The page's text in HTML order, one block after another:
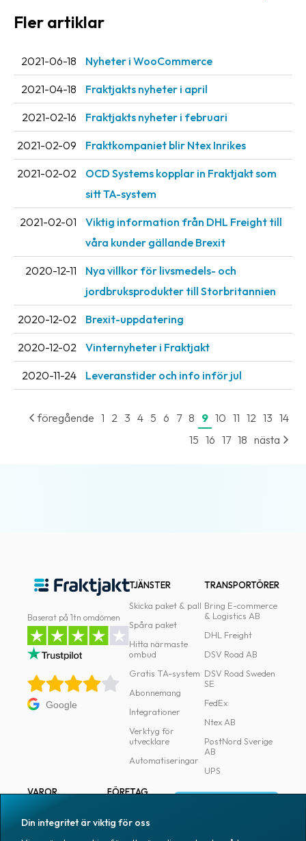
Fler artiklar
2021-06-18 Nyheter i WooCommerce
2021-04-18 Fraktjakts nyheter i april
2021-02-16 Fraktjakts nyheter i februari
2021-02-09 Fraktkompaniet blir Ntex Inrikes
2021-02-02
OCD Systems kopplar in Fraktjakt som
sitt TA-system
2021-02-01
Viktig information från DHL Freight till
våra kunder gällande Brexit
2020-12-11
Nya villkor för livsmedels- och
jordbruksprodukter till Storbritannien
2020-12-02 Brexit-uppdatering
2020-12-02 Vinternyheter i Fraktjakt
2020-11-24 Leveranstider och info inför jul
föregående 1 2 3 4 5 6 7 8 9 10 11 12 13 14
15 16 17 18 nästa
Baserat på 1tn omdömen
Google
TJÄNSTER
Skicka paket & pall
Spåra paket
Hitta närmaste
ombud
Gratis TA-system
Abonnemang
Integrationer
Verktyg för
utvecklare
Automatiseringar
TRANSPORTÖRER
Bring E-commerce
& Logistics AB
DHL Freight
DSV Road AB
DSV Road Sweden
SE
FedEx
Ntex AB
PostNord Sverige
AB
UPS
VAROR
Märkning
FÖRETAG
Pressrum
Din integritet är viktig för oss